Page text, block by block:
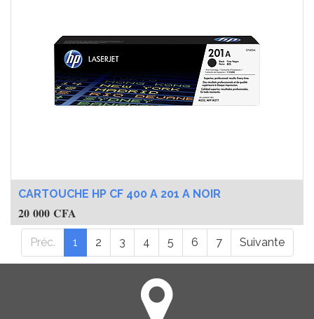
CARTOUCHE HP CF 400 A 201 A NOIR
20 000 CFA
Préc. 1 2 3 4 5 6 7 Suivante